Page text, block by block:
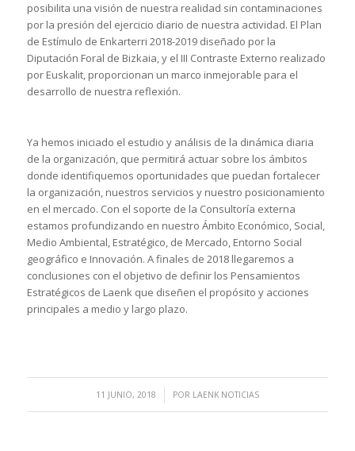
posibilita una visión de nuestra realidad sin contaminaciones
por la presión del ejercicio diario de nuestra actividad. El Plan
de Estímulo de Enkarterri 2018-2019 diseñado por la
Diputación Foral de Bizkaia, y el III Contraste Externo realizado
por Euskalit, proporcionan un marco inmejorable para el
desarrollo de nuestra reflexión.
Ya hemos iniciado el estudio y análisis de la dinámica diaria
de la organización, que permitirá actuar sobre los ámbitos
donde identifiquemos oportunidades que puedan fortalecer
la organización, nuestros servicios y nuestro posicionamiento
en el mercado. Con el soporte de la Consultoría externa
estamos profundizando en nuestro Ámbito Económico, Social,
Medio Ambiental, Estratégico, de Mercado, Entorno Social
geográfico e Innovación. A finales de 2018 llegaremos a
conclusiones con el objetivo de definir los Pensamientos
Estratégicos de Laenk que diseñen el propósito y acciones
principales a medio y largo plazo.
11 JUNIO, 2018
/ POR LAENK NOTICIAS